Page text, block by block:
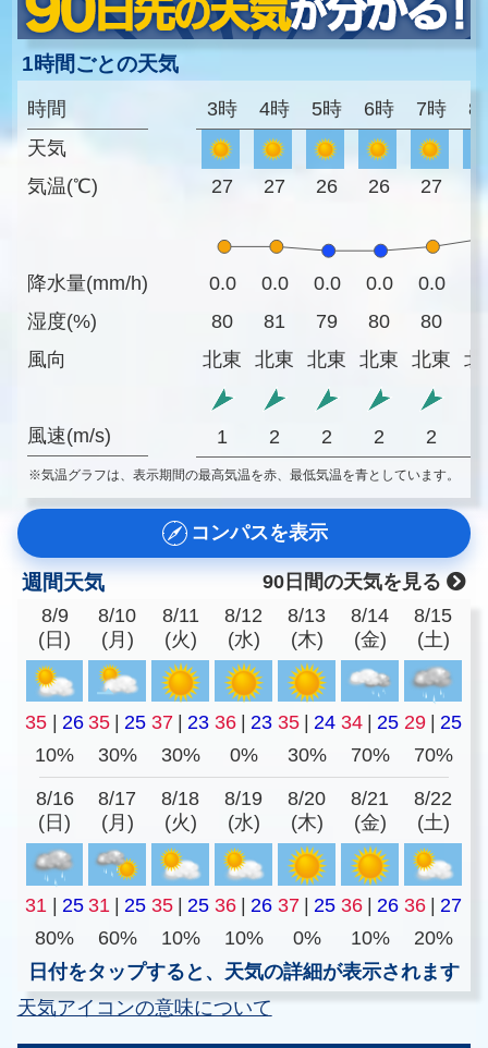
1時間ごとの天気
時間
天気
気温(℃)
降水量(mm/h)
湿度(%)
風向
風速(m/s)
3時 4時 5時 6時 7時 8
27 27 26 26 27
0.0 0.0 0.0 0.0 0.0
80
81 79 80 80
北東
北東 北東 北東 北東 北
1 2 2 2 2
※気温グラフは、表示期間の最高気温を赤、最低気温を青としています。
コンパスを表示
週間天気
90日間の天気を見る
8/9
(日)
8/10
(月)
8/11
(火)
8/12
(水)
8/13
(木)
8/14
(金)
8/15
(土)
35 26 35 25 37 23 36 23 35 24 34 25 29
25
10%
30% 30% 0% 30% 70% 70%
8/16
(日)
8/17
(月)
8/18
(火)
8/19
(水)
8/20
(木)
8/21
(金)
8/22
(土)
31 25 31 25 35 25 36 26 37 25 36 26 36
27
80%
60% 10% 10% 0% 10%
20%
日付をタップすると、天気の詳細が表示されます
天気アイコンの意味について